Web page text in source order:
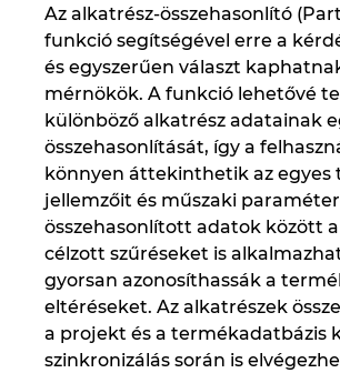
Az alkatrész-összehasonlító
funkció segítségével erre a
és egyszerűen választ
mérnökök. A funkció lehetővé
különböző alkatrész adatainak
összehasonlítását, így a
könnyen áttekinthetik az egyes
jellemzőit és műszaki
összehasonlított adatok között
célzott szűréseket is
gyorsan azonosíthassák a
eltéréseket. Az alkatrészek
a projekt és a termékadatbázis
szinkronizálás során is